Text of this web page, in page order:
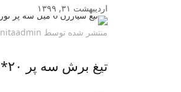
اردیبهشت ۳۱, ۱۳۹۹
منتشر شده توسط nitaadmin
تیغ برش سه پر ۲۰*۶